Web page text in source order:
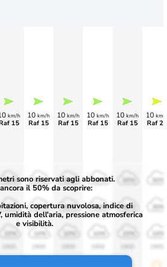
km/h
15
10 km/h
Raf 15
10 km/h
Raf 15
10 km/h
Raf 15
10 km/h
Raf 15
10 km/
Raf 20
50%
30%
50%
30%
10%
50%
30%
50%
30%
10%
30% 30%
sono riservati agli abbonati.
il 50% da scoprire:
copertura nuvolosa, indice di
umidità dell'aria, pressione atmosferica
e visibilità.